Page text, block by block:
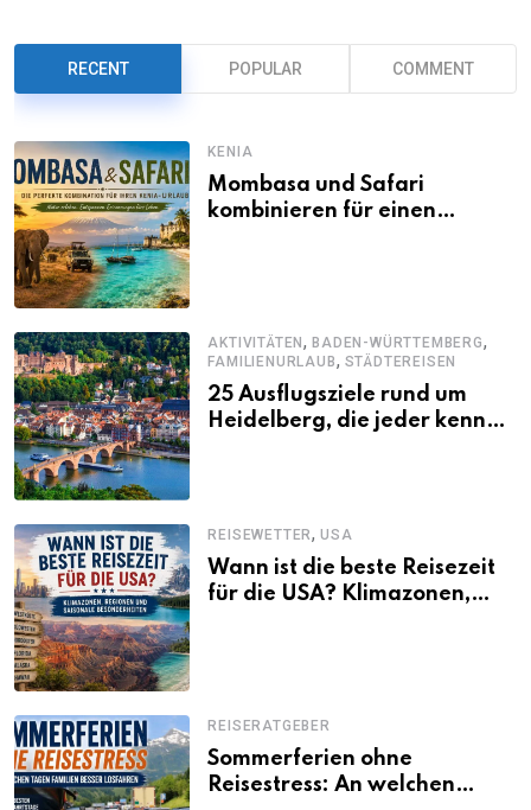
RECENT POPULAR COMMENT
KENIA
Mombasa und Safari
kombinieren für einen
AKTIVITÄTEN,BADEN-WÜRTTEMBERG,
FAMILIENURLAUB, STÄDTEREISEN
25 Ausflugsziele rund um
Heidelberg, die jeder kennen
REISEWETTER,USA
Wann ist die beste Reisezeit
für die USA? Klimazonen,
REISERATGEBER
Sommerferien ohne
Reisestress: An welchen